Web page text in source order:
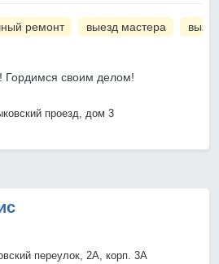
ремонт выезд мастера
Гордимся своим делом!
проезд, дом 3
переулок, 2А, корп. 3А